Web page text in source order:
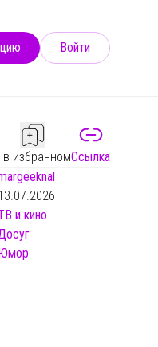
Войти
в избранномСсылка
и кино